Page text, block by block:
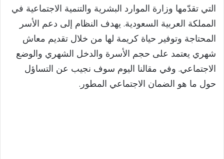
التي تقدّمها وزارة الموارد البشرية والتنمية الاجتماعية في
المملكة العربية السعودية. يهدف النظام إلى دعم الأسر
المحتاجة وتوفير حياة كريمة لها من خلال تقديم معاش
شهري يعتمد على حجم الأسرة والدخل الشهري والوضع
الاجتماعي. وفي مقالنا اليوم سوف نجيب عن التساؤل
حول ما هو الضمان الاجتماعي المطور.